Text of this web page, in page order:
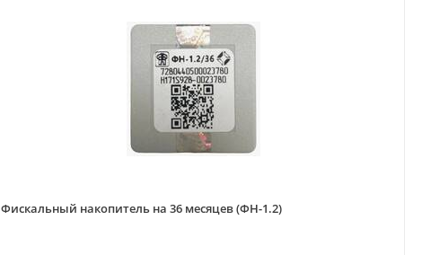
Фискальный накопитель на 36 месяцев (ФН-1.2)